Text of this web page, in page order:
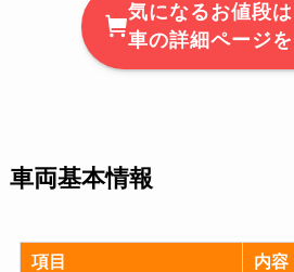
気になるお値段は
車の詳細ページ
車両基本情報
項目 内容